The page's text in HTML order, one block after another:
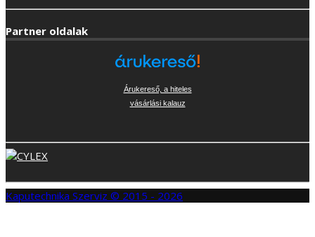
Partner oldalak
Árukereső, a hiteles
vásárlási kalauz
Kaputechnika Szerviz © 2015 - 2026